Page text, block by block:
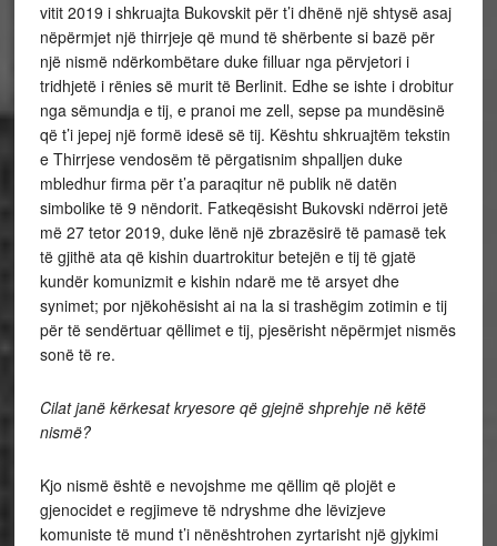
vitit 2019 i shkruajta Bukovskit për t’i dhënë një shtysë asaj
nëpërmjet një thirrjeje që mund të shërbente si bazë për
një nismë ndërkombëtare duke filluar nga përvjetori i
tridhjetë i rënies së murit të Berlinit. Edhe se ishte i drobitur
nga sëmundja e tij, e pranoi me zell, sepse pa mundësinë
që t’i jepej një formë idesë së tij. Kështu shkruajtëm tekstin
e Thirrjese vendosëm të përgatisnim shpalljen duke
mbledhur firma për t’a paraqitur në publik në datën
simbolike të 9 nëndorit. Fatkeqësisht Bukovski ndërroi jetë
më 27 tetor 2019, duke lënë një zbrazësirë të pamasë tek
të gjithë ata që kishin duartrokitur betejën e tij të gjatë
kundër komunizmit e kishin ndarë me të arsyet dhe
synimet; por njëkohësisht ai na la si trashëgim zotimin e tij
për të sendërtuar qëllimet e tij, pjesërisht nëpërmjet nismës
sonë të re.
Cilat janë kërkesat kryesore që gjejnë shprehje në këtë
nismë?
Kjo nismë është e nevojshme me qëllim që plojët e
gjenocidet e regjimeve të ndryshme dhe lëvizjeve
komuniste të mund t’i nënështrohen zyrtarisht një gjykimi